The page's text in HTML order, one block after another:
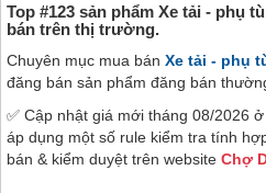
Top #123 sản phẩm Xe tải - phụ
bán trên thị trường.
Chuyên mục mua bán Xe tải - phụ
đăng bán sản phẩm đăng bán
✅ Cập nhật giá mới tháng 08/2026
áp dụng một số rule kiểm tra tính
bán & kiểm duyệt trên website Chợ